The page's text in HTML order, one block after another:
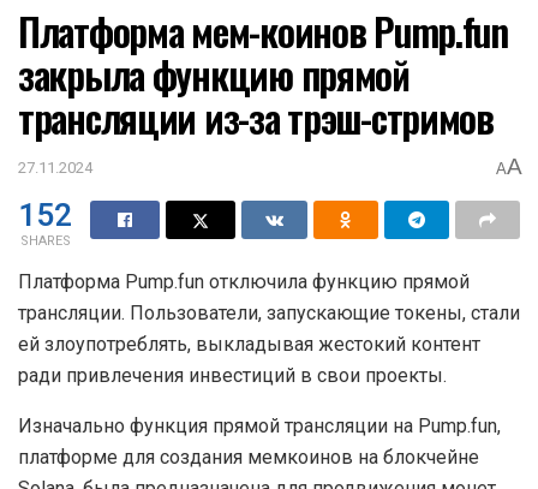
Платформа мем-коинов Pump.fun
закрыла функцию прямой
трансляции из-за трэш-стримов
27.11.2024 AA
152
SHARES
Платформа Pump.fun отключила функцию прямой
трансляции. Пользователи, запускающие токены, стали
ей злоупотреблять, выкладывая жестокий контент
ради привлечения инвестиций в свои проекты.
Изначально функция прямой трансляции на Pump.fun,
платформе для создания мемкоинов на блокчейне